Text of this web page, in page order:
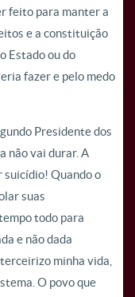
feito para manter a
e a constituição
Estado ou do
fazer e pelo medo
Presidente dos
não vai durar. A
suicídio! Quando o
suas
todo para
e não dada
minha vida,
O povo que